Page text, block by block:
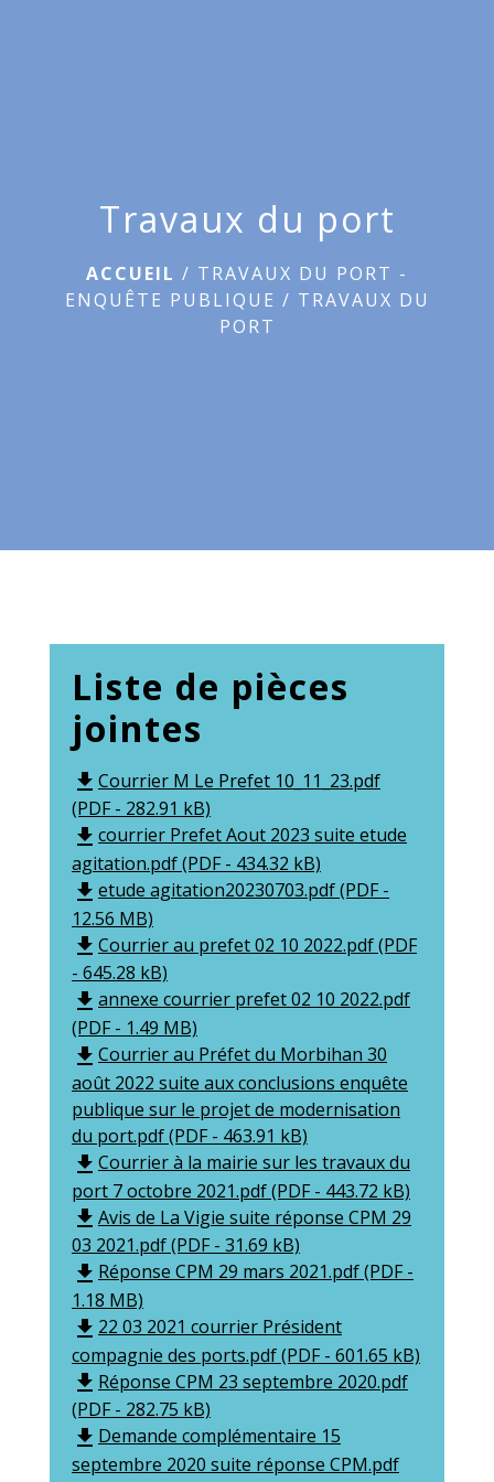
Travaux du port
ACCUEIL / TRAVAUX DU PORT -
ENQUÊTE PUBLIQUE / TRAVAUX DU
PORT
Liste de pièces
jointes
file_download Courrier M Le Prefet 10_11_23.pdf
(PDF - 282.91 kB)
file_download courrier Prefet Aout 2023 suite etude
agitation.pdf (PDF - 434.32 kB)
file_download etude agitation20230703.pdf (PDF -
12.56 MB)
file_download Courrier au prefet 02 10 2022.pdf (PDF
- 645.28 kB)
file_download annexe courrier prefet 02 10 2022.pdf
(PDF - 1.49 MB)
file_download Courrier au Préfet du Morbihan 30
août 2022 suite aux conclusions enquête
publique sur le projet de modernisation
du port.pdf (PDF - 463.91 kB)
file_download Courrier à la mairie sur les travaux du
port 7 octobre 2021.pdf (PDF - 443.72 kB)
file_download Avis de La Vigie suite réponse CPM 29
03 2021.pdf (PDF - 31.69 kB)
file_download Réponse CPM 29 mars 2021.pdf (PDF -
1.18 MB)
file_download 22 03 2021 courrier Président
compagnie des ports.pdf (PDF - 601.65 kB)
file_download Réponse CPM 23 septembre 2020.pdf
(PDF - 282.75 kB)
file_download Demande complémentaire 15
septembre 2020 suite réponse CPM.pdf